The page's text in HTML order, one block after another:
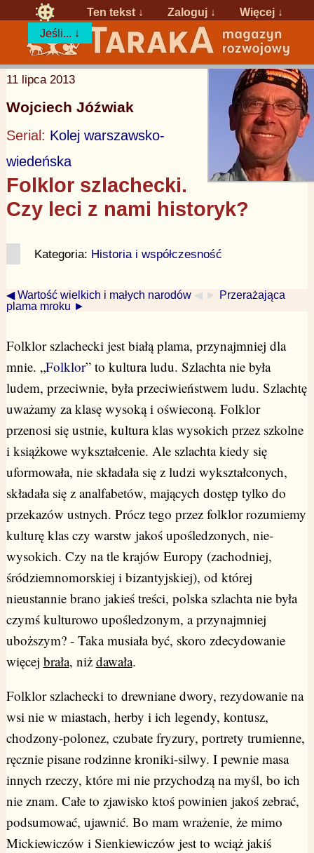
Ten tekst ↓ Zaloguj ↓
Więcej ↓
Jeśli... ↓
11 lipca 2013
Wojciech Jóźwiak
Serial: Kolej warszawsko-
wiedeńska
Folklor szlachecki.
Czy leci z nami historyk?
Kategoria: Historia i współczesność
◀ Wartość wielkich i małych narodów ◀ ► Przerażająca
plama mroku ►
Folklor szlachecki jest białą plama, przynajmniej dla
mnie. „Folklor” to kultura ludu. Szlachta nie była
ludem, przeciwnie, była przeciwieństwem ludu. Szlachtę
uważamy za klasę wysoką i oświeconą. Folklor
przenosi się ustnie, kultura klas wysokich przez szkolne
i książkowe wykształcenie. Ale szlachta kiedy się
uformowała, nie składała się z ludzi wykształconych,
składała się z analfabetów, mających dostęp tylko do
przekazów ustnych. Prócz tego przez folklor rozumiemy
kulturę klas czy warstw jakoś upośledzonych, nie-
wysokich. Czy na tle krajów Europy (zachodniej,
śródziemnomorskiej i bizantyjskiej), od której
nieustannie brano jakieś treści, polska szlachta nie była
czymś kulturowo upośledzonym, a przynajmniej
uboższym? - Taka musiała być, skoro zdecydowanie
więcej brała, niż dawała.
Folklor szlachecki to drewniane dwory, rezydowanie na
wsi nie w miastach, herby i ich legendy, kontusz,
chodzony-polonez, czubate fryzury, portrety trumienne,
ręcznie pisane rodzinne kroniki-silwy. I pewnie masa
innych rzeczy, które mi nie przychodzą na myśl, bo ich
nie znam. Całe to zjawisko ktoś powinien jakoś zebrać,
podsumować, ujawnić. Bo mam wrażenie, że mimo
Mickiewiczów i Sienkiewiczów jest to wciąż jakiś